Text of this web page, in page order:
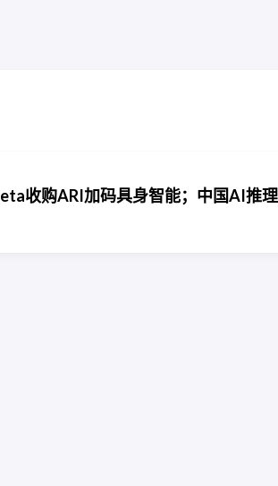
收购ARI加码具身智能；中国AI推